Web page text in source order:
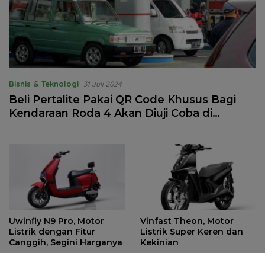
Bisnis & Teknologi 31 Juli 2024
Beli Pertalite Pakai QR Code Khusus Bagi
Kendaraan Roda 4 Akan Diuji Coba di
Uwinfly N9 Pro, Motor
Listrik dengan Fitur
Canggih, Segini Harganya
Vinfast Theon, Motor
Listrik Super Keren dan
Kekinian